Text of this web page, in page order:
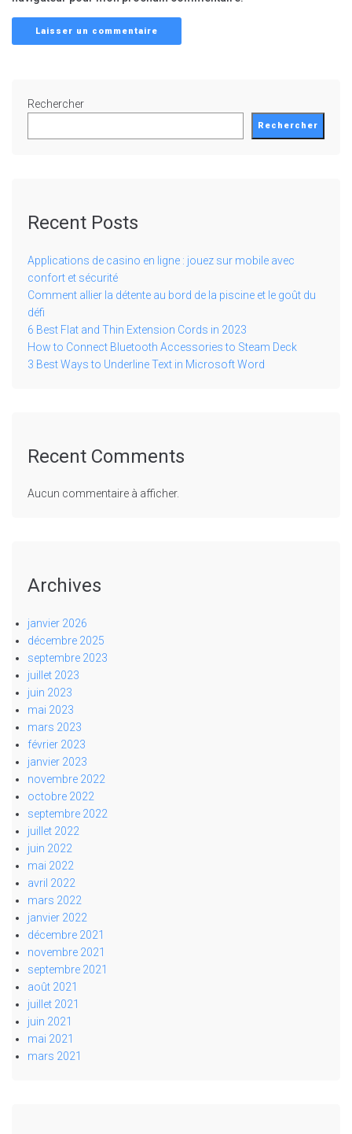
Rechercher
Rechercher
Recent Posts
Applications de casino en ligne : jouez sur mobile avec
confort et sécurité
Comment allier la détente au bord de la piscine et le goût du
défi
6 Best Flat and Thin Extension Cords in 2023
How to Connect Bluetooth Accessories to Steam Deck
3 Best Ways to Underline Text in Microsoft Word
Recent Comments
Aucun commentaire à afficher.
Archives
janvier 2026
décembre 2025
septembre 2023
juillet 2023
juin 2023
mai 2023
mars 2023
février 2023
janvier 2023
novembre 2022
octobre 2022
septembre 2022
juillet 2022
juin 2022
mai 2022
avril 2022
mars 2022
janvier 2022
décembre 2021
novembre 2021
septembre 2021
août 2021
juillet 2021
juin 2021
mai 2021
mars 2021